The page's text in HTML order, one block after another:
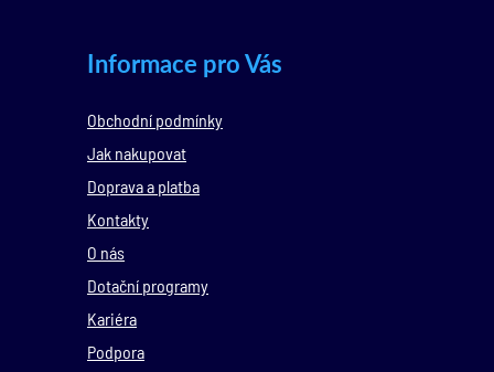
Informace pro Vás
Obchodní podmínky
Jak nakupovat
Doprava a platba
Kontakty
O nás
Dotační programy
Kariéra
Podpora